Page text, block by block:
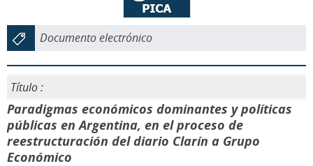
Documento electrónico
Título :
Paradigmas económicos dominantes y políticas
públicas en Argentina, en el proceso de
reestructuración del diario Clarín a Grupo
Económico